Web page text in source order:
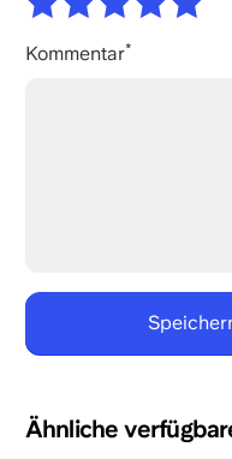
Kommentar
Ähnliche